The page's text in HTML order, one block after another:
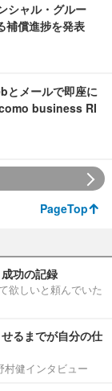
シャル・グルー
補償進捗を発表
とメールで即座に
business RI
PageTop
功の記録
欲しいと頼んでいた
るまでが自分の仕
村健インタビュー